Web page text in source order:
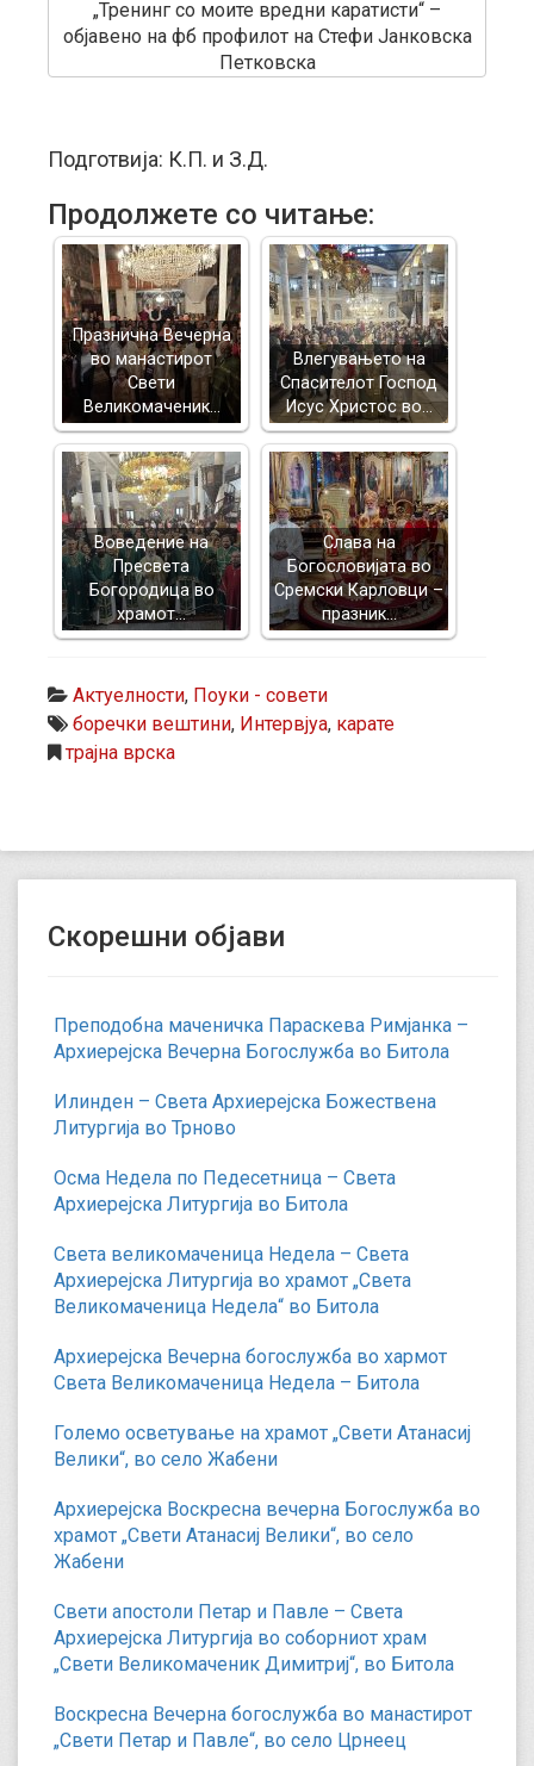
„Тренинг со моите вредни каратисти“ –
објавено на фб профилот на Стефи Јанковска
Петковска
Подготвија: К.П. и З.Д.
Продолжете со читање:
Празнична Вечерна
во манастирот
Свети
Великомаченик…
Влегувањето на
Спасителот Господ
Исус Христос во…
Воведение на
Пресвета
Богородица во
храмот…
Слава на
Богословијата во
Сремски Карловци –
празник…
Актуелности, Поуки - совети
боречки вештини, Интервјуа, карате
трајна врска
Скорешни објави
Преподобна маченичка Параскева Римјанка –
Архиерејска Вечерна Богослужба во Битола
Илинден – Света Архиерејска Божествена
Литургија во Трново
Осма Недела по Педесетница – Света
Архиерејска Литургија во Битола
Света великомаченица Недела – Света
Архиерејска Литургија во храмот „Света
Великомаченица Недела“ во Битола
Архиерејска Вечерна богослужба во хармот
Света Великомаченица Недела – Битола
Големо осветување на храмот „Свети Атанасиј
Велики“, во село Жабени
Архиерејска Воскресна вечерна Богослужба во
храмот „Свети Атанасиј Велики“, во село
Жабени
Свети апостоли Петар и Павле – Света
Архиерејска Литургија во соборниот храм
„Свети Великомаченик Димитриј“, во Битола
Воскресна Вечерна богослужба во манастирот
„Свети Петар и Павле“, во село Црнеец